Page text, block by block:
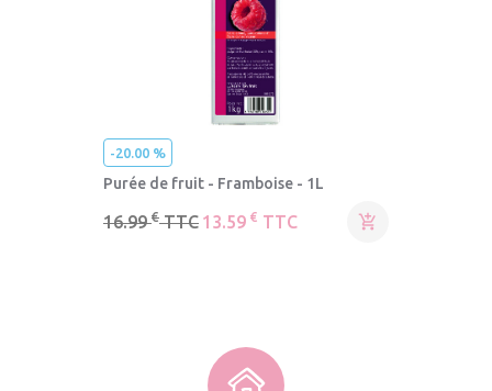
-20.00 %
Purée de fruit - Framboise - 1L
16.99€ TTC 13.59 € TTC 